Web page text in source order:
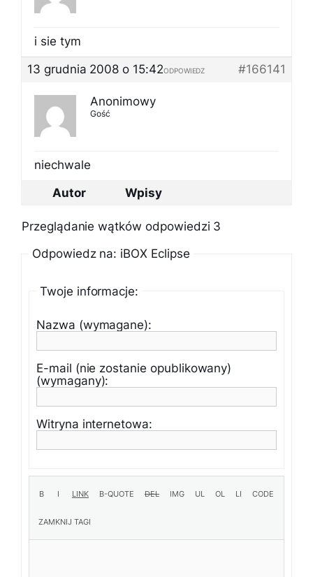
i sie tym
13 grudnia 2008 o 15:42
#166141
ODPOWIEDZ
Anonimowy
Gość
niechwale
Autor
Wpisy
Przeglądanie wątków odpowiedzi 3
Odpowiedz na: iBOX Eclipse
Twoje informacje:
Nazwa (wymagane):
E-mail (nie zostanie opublikowany)
(wymagany):
Witryna internetowa: